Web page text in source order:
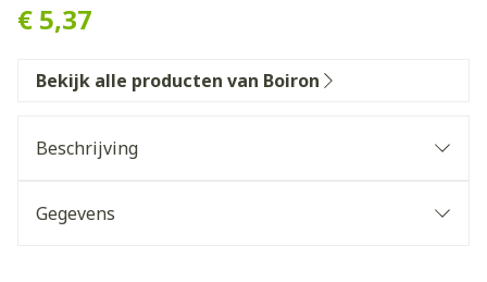
€ 5,37
Bekijk alle producten van Boiron
Beschrijving
Gegevens